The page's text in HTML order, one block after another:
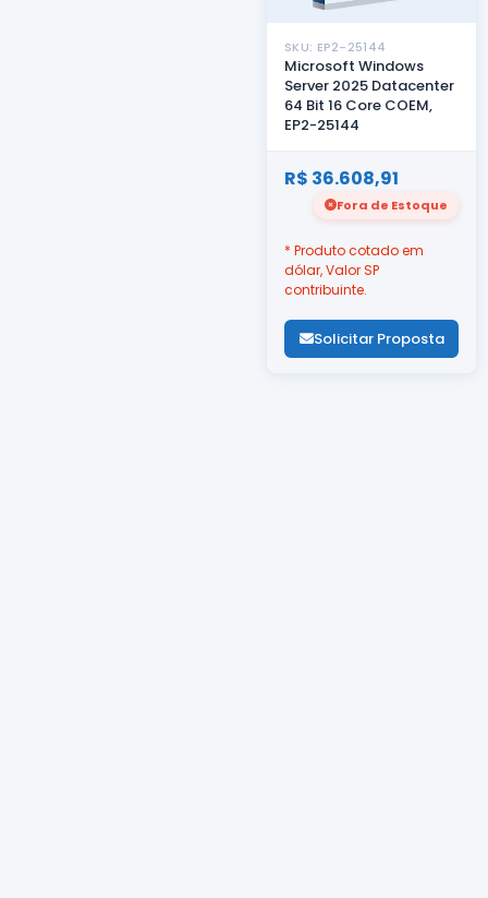
SKU: EP2-25144
Microsoft Windows
Server 2025 Datacenter
64 Bit 16 Core COEM,
EP2-25144
R$ 36.608,91
Fora de Estoque
* Produto cotado em
dólar, Valor SP
contribuinte.
Solicitar Proposta